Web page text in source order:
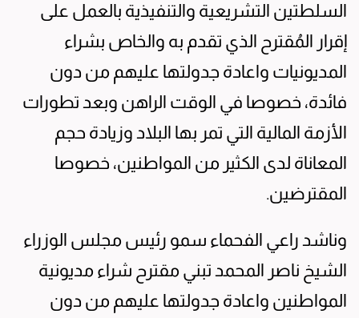
السلطتين التشريعية والتنفيذية بالعمل على
إقرار المُقترح الذي تقدم به والخاص بشراء
المديونيات واعادة جدولتها عليهم من دون
فائدة، خصوصا في الوقت الراهن وبعد تطورات
الأزمة المالية التي تمر بها البلاد وزيادة حجم
المعاناة لدى الكثير من المواطنين، خصوصا
المقترضين.
وناشد راعي الفحماء سمو رئيس مجلس الوزراء
الشيخ ناصر المحمد تبني مقترح شراء مديونية
المواطنين واعادة جدولتها عليهم من دون